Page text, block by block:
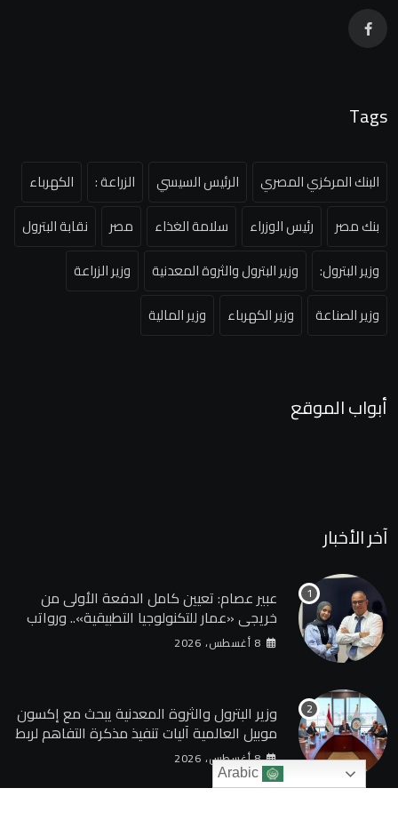
Tags
البنك المركزي المصري الرئيس السيسي الزراعة :
الكهرباء
بنك مصر
رئيس الوزراء سلامة الغذاء مصر
نقابة البترول
وزير البترول:
وزير البترول والثروة المعدنية
وزير الزراعة
وزير الصناعة
وزير الكهرباء وزير المالية
أبواب الموقع
آخر الأخبار
عبير عصام: تعيين كامل الدفعة الأولى من
خريجي «عمار للتكنولوجيا التطبيقية».. ورواتب
تصل إلى 13 ألف جنيه
8 أغسطس، 2026
وزير البترول والثروة المعدنية يبحث مع إكسون
موبيل العالمية آليات تنفيذ مذكرة التفاهم لربط
اكتشافات الشركة في قبرص بالبنية التحتية
المصرية
8 أغسطس، 2026